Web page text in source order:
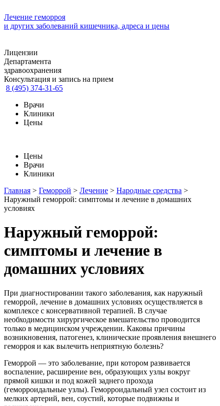
Лечение геморроя
и других заболеваний кишечника, адреса и цены
Лицензии
Департамента
здравоохранения
Консультация и запись на прием
8 (495) 374-31-65
Врачи
Клиники
Цены
Цены
Врачи
Клиники
Главная > Геморрой > Лечение > Народные средства >
Наружный геморрой: симптомы и лечение в домашних
условиях
Наружный геморрой:
симптомы и лечение в
домашних условиях
При диагностировании такого заболевания, как наружный
геморрой, лечение в домашних условиях осуществляется в
комплексе с консервативной терапией. В случае
необходимости хирургическое вмешательство проводится
только в медицинском учреждении. Каковы причины
возникновения, патогенез, клинические проявления внешнего
геморроя и как вылечить неприятную болезнь?
Геморрой — это заболевание, при котором развивается
воспаление, расширение вен, образующих узлы вокруг
прямой кишки и под кожей заднего прохода
(геморроидальные узлы). Геморроидальный узел состоит из
мелких артерий, вен, соустий, которые подвижны и